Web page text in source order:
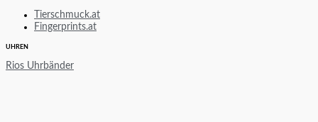
Tierschmuck.at
Fingerprints.at
UHREN
Rios Uhrbänder